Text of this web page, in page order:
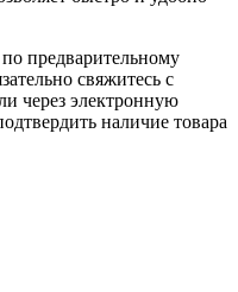
предварительному
свяжитесь с
через электронную
наличие товара